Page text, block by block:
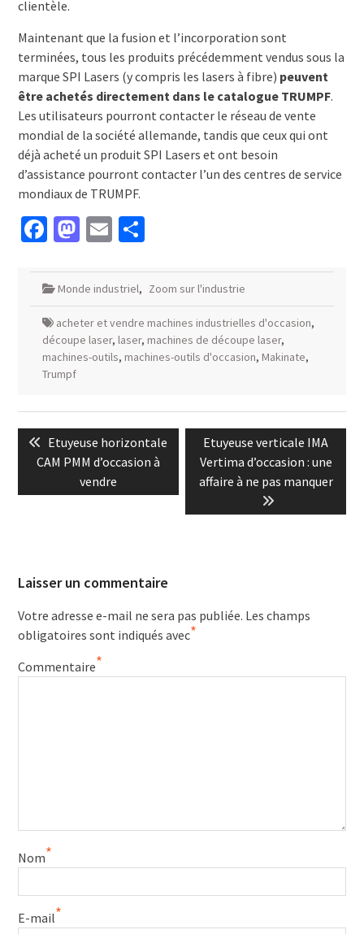
clientèle.
Maintenant que la fusion et l’incorporation sont
terminées, tous les produits précédemment vendus sous la
marque SPI Lasers (y compris les lasers à fibre) peuvent
être achetés directement dans le catalogue TRUMPF.
Les utilisateurs pourront contacter le réseau de vente
mondial de la société allemande, tandis que ceux qui ont
déjà acheté un produit SPI Lasers et ont besoin
d’assistance pourront contacter l’un des centres de service
mondiaux de TRUMPF.
Facebook
Mastodon
EmailPartager
Monde industriel, Zoom sur l'industrie
acheter et vendre machines industrielles d'occasion,
découpe laser, laser, machines de découpe laser,
machines-outils, machines-outils d'occasion, Makinate,
Trumpf
de
l’article
Previous
post:
Etuyeuse horizontale
CAM PMM d’occasion à
vendre
Next
post:
Etuyeuse verticale IMA
Vertima d’occasion : une
affaire à ne pas manquer
Laisser un commentaire
Votre adresse e-mail ne sera pas publiée. Les champs
obligatoires sont indiqués avec*
Commentaire*
Nom*
E-mail*